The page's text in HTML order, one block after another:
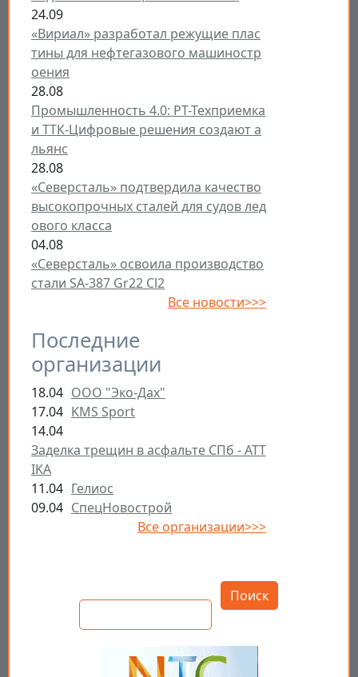
24.09
«Вириал» разработал режущие плас
тины для нефтегазового машиностр
оения
28.08
Промышленность 4.0: РТ-Техприемка
и ТТК-Цифровые решения создают а
льянс
28.08
«Северсталь» подтвердила качество
высокопрочных сталей для судов лед
ового класса
04.08
«Северсталь» освоила производство
стали SA-387 Gr22 Cl2
Все новости>>>
Последние
организации
18.04 ООО "Эко-Дах"
17.04 KMS Sport
14.04
Заделка трещин в асфальте СПб - ATT
IKA
11.04 Гелиос
09.04 СпецНовострой
Все организации>>>